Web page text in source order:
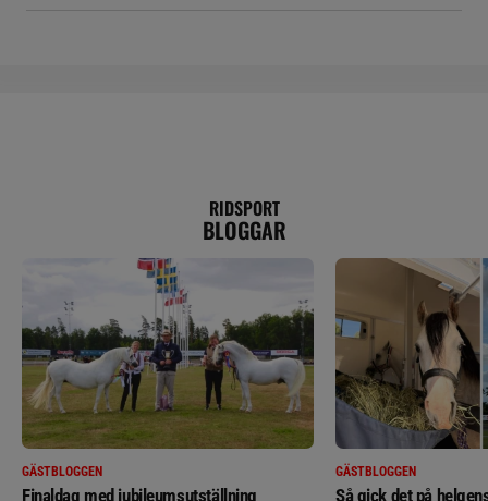
RIDSPORT
BLOGGAR
GÄSTBLOGGEN
Finaldag med jubileumsutställning
GÄSTBLOGGEN
Så gick det på